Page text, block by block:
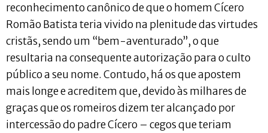
reconhecimento canônico de que o homem Cícero
Romão Batista teria vivido na plenitude das virtudes
cristãs, sendo um “bem-aventurado”, o que
resultaria na consequente autorização para o culto
público a seu nome. Contudo, há os que apostem
mais longe e acreditem que, devido às milhares de
graças que os romeiros dizem ter alcançado por
intercessão do padre Cícero – cegos que teriam